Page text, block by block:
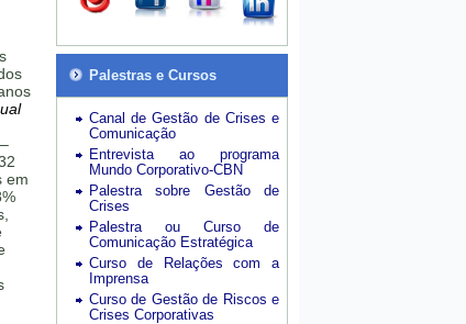
–
em
Palestras e Cursos
Canal de Gestão de Crises e
Comunicação
Entrevista ao programa
Mundo Corporativo-CBN
Palestra sobre Gestão de
Crises
Palestra ou Curso de
Comunicação Estratégica
Curso de Relações com a
Imprensa
Curso de Gestão de Riscos e
Crises Corporativas